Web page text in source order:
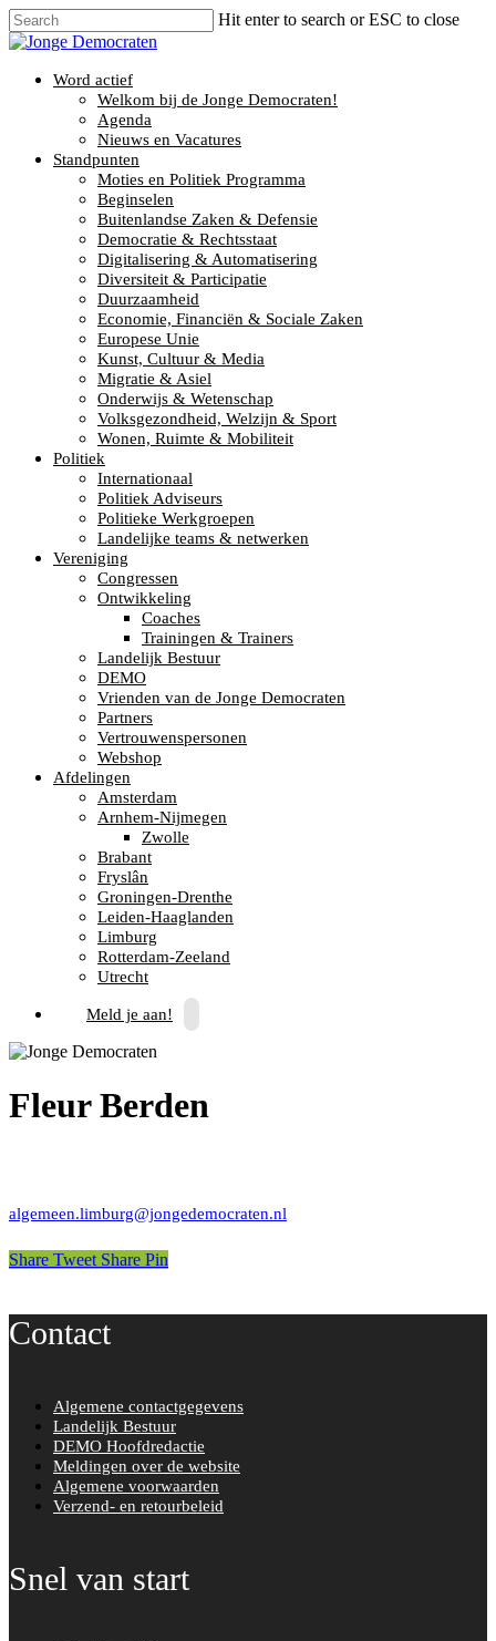
Hit enter to search or ESC to close
Word actief
Welkom bij de Jonge Democraten!
Agenda
Nieuws en Vacatures
Standpunten
Moties en Politiek Programma
Beginselen
Buitenlandse Zaken & Defensie
Democratie & Rechtsstaat
Digitalisering & Automatisering
Diversiteit & Participatie
Duurzaamheid
Economie, Financiën & Sociale Zaken
Europese Unie
Kunst, Cultuur & Media
Migratie & Asiel
Onderwijs & Wetenschap
Volksgezondheid, Welzijn & Sport
Wonen, Ruimte & Mobiliteit
Politiek
Internationaal
Politiek Adviseurs
Politieke Werkgroepen
Landelijke teams & netwerken
Vereniging
Congressen
Ontwikkeling
Coaches
Trainingen & Trainers
Landelijk Bestuur
DEMO
Vrienden van de Jonge Democraten
Partners
Vertrouwenspersonen
Webshop
Afdelingen
Amsterdam
Arnhem-Nijmegen
Zwolle
Brabant
Fryslân
Groningen-Drenthe
Leiden-Haaglanden
Limburg
Rotterdam-Zeeland
Utrecht
Meld je aan!
Fleur Berden
algemeen.limburg@jongedemocraten.nl
Share Tweet Share Pin
Contact
Algemene contactgegevens
Landelijk Bestuur
DEMO Hoofdredactie
Meldingen over de website
Algemene voorwaarden
Verzend- en retourbeleid
Snel van start